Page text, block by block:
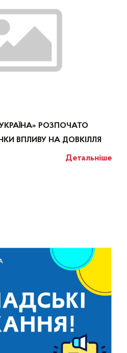
РОЗПОЧАТО
ВПЛИВУ НА ДОВКІЛЛЯ
Детальніше